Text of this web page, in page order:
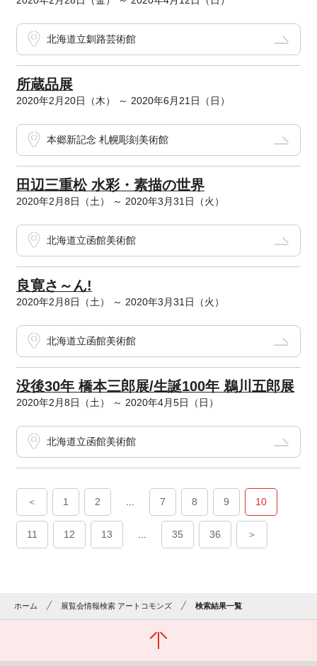
北海道立釧路芸術館
所蔵品展
2020年2月20日（木） ～ 2020年6月21日（日）
本郷新記念 札幌彫刻美術館
田辺三重松 水彩・素描の世界
2020年2月8日（土） ～ 2020年3月31日（火）
北海道立函館美術館
良寛さ～ん!
2020年2月8日（土） ～ 2020年3月31日（火）
北海道立函館美術館
没後30年 橋本三郎展/生誕100年 鵜川五郎展
2020年2月8日（土） ～ 2020年4月5日（日）
北海道立函館美術館
＜ 1 2 7 8 9 10
11 12 13 35 36 ＞
ホーム 展覧会情報検索 アートコモンズ 検索結果一覧